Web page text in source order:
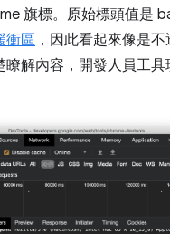
旗標。原始標頭值是
衝區 ，因此看起來像是
瞭解內容，開發人員工